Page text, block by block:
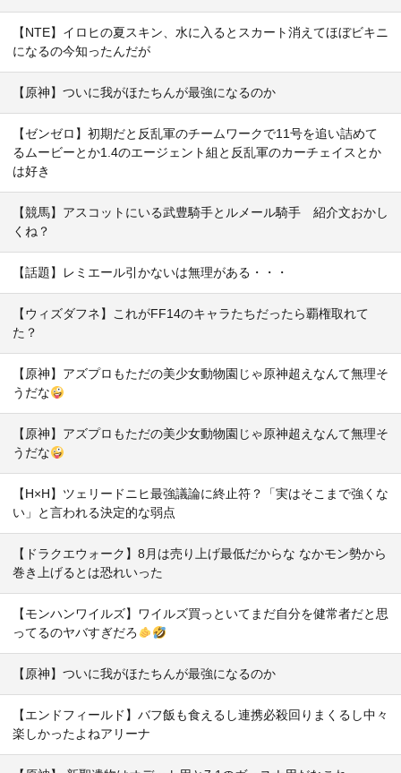
【NTE】イロヒの夏スキン、水に入るとスカート消えてほぼビキニ
になるの今知ったんだが
【原神】ついに我がほたちんが最強になるのか
【ゼンゼロ】初期だと反乱軍のチームワークで11号を追い詰めて
るムービーとか1.4のエージェント組と反乱軍のカーチェイスとか
は好き
【競馬】アスコットにいる武豊騎手とルメール騎手 紹介文おかし
くね？
【話題】レミエール引かないは無理がある・・・
【ウィズダフネ】これがFF14のキャラたちだったら覇権取れて
た？
【原神】アズプロもただの美少女動物園じゃ原神超えなんて無理そ
うだな
【原神】アズプロもただの美少女動物園じゃ原神超えなんて無理そ
うだな
【H×H】ツェリードニヒ最強議論に終止符？「実はそこまで強くな
い」と言われる決定的な弱点
【ドラクエウォーク】8月は売り上げ最低だからな なかモン勢から
巻き上げるとは恐れいった
【モンハンワイルズ】ワイルズ買っといてまだ自分を健常者だと思
ってるのヤバすぎだろ
【原神】ついに我がほたちんが最強になるのか
【エンドフィールド】バフ飯も食えるし連携必殺回りまくるし中々
楽しかったよねアリーナ